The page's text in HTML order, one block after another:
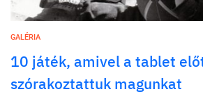
GALÉRIA
10 játék, amivel a tablet
szórakoztattuk magunkat